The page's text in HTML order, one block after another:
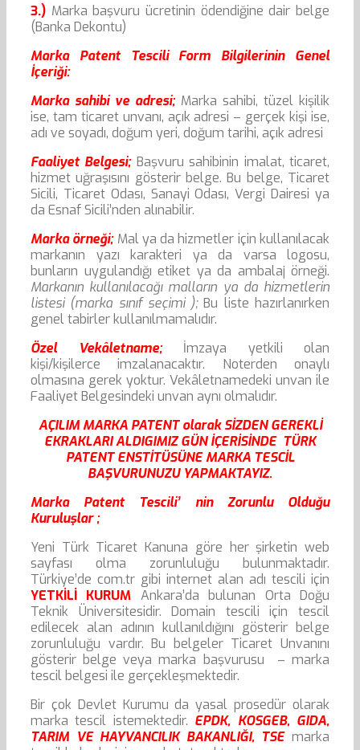
3.) Marka başvuru ücretinin ödendiğine dair belge
(Banka Dekontu)
Marka Patent Tescili Form Bilgilerinin Genel
İçeriği:
Marka sahibi ve adresi;Marka sahibi, tüzel kişilik
ise, tam ticaret unvanı, açık adresi – gerçek kişi ise,
adı ve soyadı, doğum yeri, doğum tarihi, açık adresi
Faaliyet Belgesi; Başvuru sahibinin imalat, ticaret,
hizmet uğraşısını gösterir belge. Bu belge, Ticaret
Sicili, Ticaret Odası, Sanayi Odası, Vergi Dairesi ya
da Esnaf Sicili’nden alınabilir.
Marka örneği;Mal ya da hizmetler için kullanılacak
markanın yazı karakteri ya da varsa logosu,
bunların uygulandığı etiket ya da ambalaj örneği.
Markanın kullanılacağı malların ya da hizmetlerin
listesi (marka sınıf seçimi );Bu liste hazırlanırken
genel tabirler kullanılmamalıdır.
Özel Vekâletname;İmzaya yetkili olan
kişi/kişilerce imzalanacaktır. Noterden onaylı
olmasına gerek yoktur. Vekâletnamedeki unvan ile
Faaliyet Belgesindeki unvan aynı olmalıdır.
AÇILIM MARKA PATENT olarak SİZDEN GEREKLİ
EKRAKLARI ALDIGIMIZ GÜN İÇERİSİNDE TÜRK
PATENT ENSTİTÜSÜNE MARKA TESCİL
BAŞVURUNUZU YAPMAKTAYIZ.
Marka Patent Tescili’ nin Zorunlu Olduğu
Kuruluşlar ;
Yeni Türk Ticaret Kanuna göre her şirketin web
sayfası olma zorunluluğu bulunmaktadır.
Türkiye’de com.tr gibi internet alan adı tescili için
YETKİLİ KURUM Ankara’da bulunan Orta Doğu
Teknik Üniversitesidir. Domain tescili için tescil
edilecek alan adının kullanıldığını gösterir belge
zorunluluğu vardır. Bu belgeler Ticaret Unvanını
gösterir belge veya marka başvurusu – marka
tescil belgesi ile gerçekleşmektedir.
Bir çok Devlet Kurumu da yasal prosedür olarak
marka tescil istemektedir. EPDK, KOSGEB, GIDA,
TARIM VE HAYVANCILIK BAKANLIĞI, TSE marka